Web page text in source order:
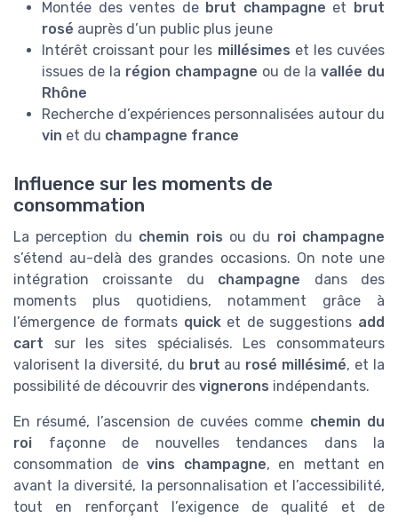
Montée des ventes de brut champagne et
brut
rosé auprès d’un public plus jeune
Intérêt croissant pour les millésimes et les cuvées
issues de la région champagne ou de la vallée du
Rhône
Recherche d’expériences personnalisées autour du
vin et du champagne france
Influence sur les moments de
consommation
La perception du chemin rois ou du roi champagne
s’étend au-delà des grandes occasions. On note une
intégration croissante du champagne dans des
moments plus quotidiens, notamment grâce à
l’émergence de formats quicket de suggestions add
cart sur les sites spécialisés. Les consommateurs
valorisent la diversité, du brut au rosé millésimé, et la
possibilité de découvrir des vignerons indépendants.
En résumé, l’ascension de cuvées comme chemin du
roi façonne de nouvelles tendances dans la
consommation de vins champagne, en mettant en
avant la diversité, la personnalisation et l’accessibilité,
tout en renforçant l’exigence de qualité et de